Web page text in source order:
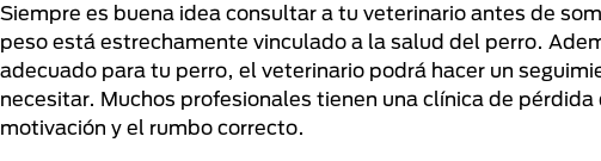
Siempre es buena idea consultar a tu veterinario antes de
peso está estrechamente vinculado a la salud del perro.
adecuado para tu perro, el veterinario podrá hacer un
necesitar. Muchos profesionales tienen una clínica de
motivación y el rumbo correcto.